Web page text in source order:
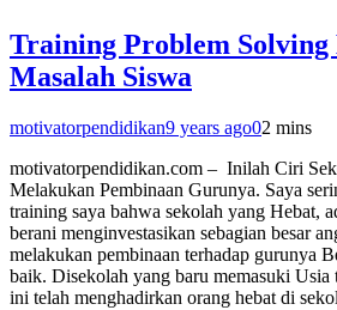
Training Problem Solving
Masalah Siswa
motivatorpendidikan9 years ago02 mins
motivatorpendidikan.com – Inilah Ciri
Melakukan Pembinaan Gurunya. Saya
training saya bahwa sekolah yang Hebat,
berani menginvestasikan sebagian besar
melakukan pembinaan terhadap gurunya
baik. Disekolah yang baru memasuki Usia
ini telah menghadirkan orang hebat di